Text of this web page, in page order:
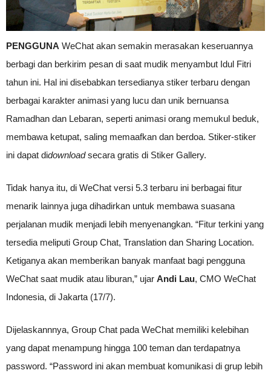
PENGGUNA WeChat akan semakin merasakan keseruannya
berbagi dan berkirim pesan di saat mudik menyambut Idul Fitri
tahun ini. Hal ini disebabkan tersedianya stiker terbaru dengan
berbagai karakter animasi yang lucu dan unik bernuansa
Ramadhan dan Lebaran, seperti animasi orang memukul beduk,
membawa ketupat, saling memaafkan dan berdoa. Stiker-stiker
ini dapat didownloadsecara gratis di Stiker Gallery.
Tidak hanya itu, di WeChat versi 5.3 terbaru ini berbagai fitur
menarik lainnya juga dihadirkan untuk membawa suasana
perjalanan mudik menjadi lebih menyenangkan. “Fitur terkini yang
tersedia meliputi Group Chat, Translation dan Sharing Location.
Ketiganya akan memberikan banyak manfaat bagi pengguna
WeChat saat mudik atau liburan,” ujar Andi Lau, CMO WeChat
Indonesia, di Jakarta (17/7).
Dijelaskannnya, Group Chat pada WeChat memiliki kelebihan
yang dapat menampung hingga 100 teman dan terdapatnya
password. “Password ini akan membuat komunikasi di grup lebih